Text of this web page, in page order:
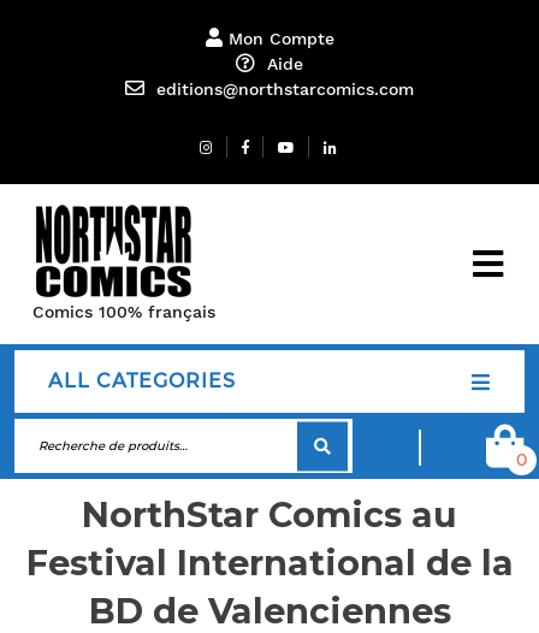
Mon Compte
Aide
editions@northstarcomics.com
Comics 100% français
ALL CATEGORIES
0
NorthStar Comics au
Festival International de la
BD de Valenciennes